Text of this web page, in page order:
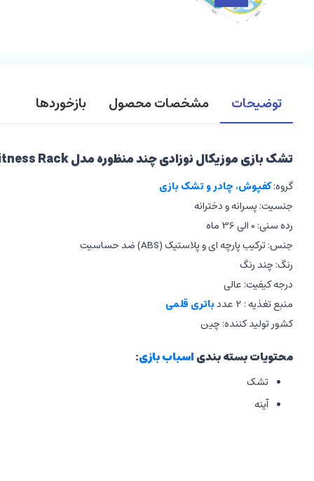
توضیحات مشخصات محصول بازخوردها
تشک بازی موزیکال نوزادی چند منظوره مدل Piano Fitness Rack هانگر huanger
گروه:کفپوش، چادر و تشک بازی
جنسیت: پسرانه و دخترانه
رده سنی: 0 الی 36 ماه
جنس: ترکیب پارچه ای و پلاستیک (ABS) ضد حساسیت
رنگ: چند رنگ
درجه کیفیت: عالی
منبع تغذیه : 2 عدد
باتری قلمی
کشور تولید کننده: چین
محتویات بسته بندیاسباب بازی:
تشک
آینه